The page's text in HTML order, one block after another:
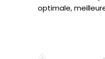
optimale,